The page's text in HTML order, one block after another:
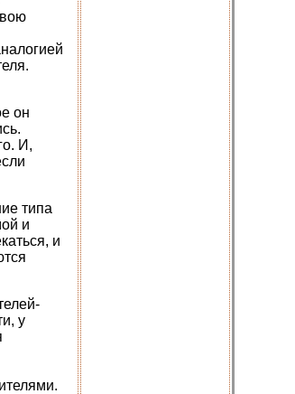
он
И,
типа
и
и
у